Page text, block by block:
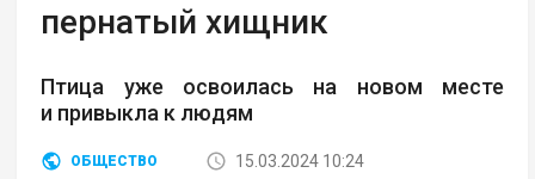
пернатый хищник
Птица уже освоилась на новом месте
и привыкла к людям
ОБЩЕСТВО
15.03.2024 10:24